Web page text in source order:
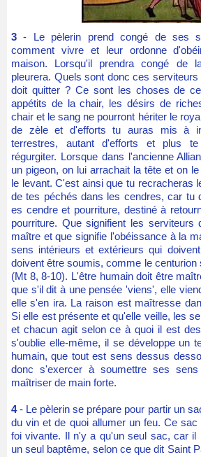
3 - Le pèlerin prend congé de ses
comment vivre et leur ordonne
maison. Lorsqu'il prendra congé de
pleurera. Quels sont donc ces
doit quitter ? Ce sont les choses de
appétits de la chair, les désirs de
chair et le sang ne pourront hériter le
de zèle et d'efforts tu auras mis à
terrestres, autant d'efforts et plus
régurgiter. Lorsque dans l'ancienne
un pigeon, on lui arrachait la tête et on
le levant. C'est ainsi que tu recracheras
de tes péchés dans les cendres, car tu
es cendre et pourriture, destiné à
pourriture. Que signifient les serviteurs
maître et que signifie l'obéissance à la
sens intérieurs et extérieurs qui
doivent être soumis, comme le
(Mt 8, 8-10). L'être humain doit être
que s'il dit à une pensée 'viens', elle
elle s'en ira. La raison est maîtresse
Si elle est présente et qu'elle veille, les
et chacun agit selon ce à quoi il est
s'oublie elle-même, il se développe un
humain, que tout est sens dessus
donc s'exercer à soumettre ses
maîtriser de main forte.
4- Le pèlerin se prépare pour partir un
du vin et de quoi allumer un feu. Ce
foi vivante. Il n'y a qu'un seul sac, car il
un seul baptême, selon ce que dit Saint